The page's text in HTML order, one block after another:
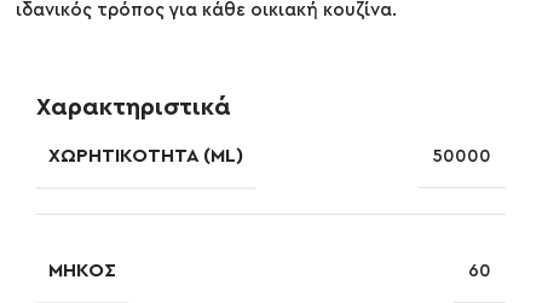
ιδανικός τρόπος για κάθε οικιακή κουζίνα.
Χαρακτηριστικά
ΧΩΡΗΤΙΚΌΤΗΤΑ (ML) 50000
ΜΉΚΟΣ 60